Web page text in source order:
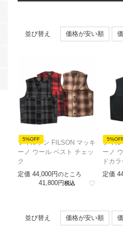
並び替え 価格が安い順
5%OFF
フィルソン FILSON マッキ
ーノ ウール ベスト チェッ
ク
定価 44,000 のところ
41,800 税込
フィ
ーノ
ドカラ
定価
並び替え 価格が安い順